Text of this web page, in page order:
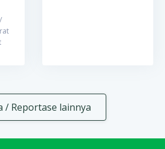
/
/ Reportase lainnya